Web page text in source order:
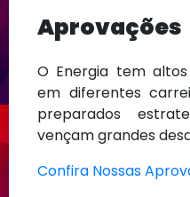
Aprovações
O Energia tem
em diferentes
preparados
vençam grandes
Confira Nossas